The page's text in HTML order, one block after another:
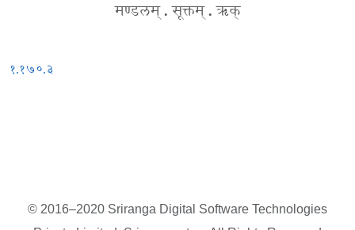
मण्डलम् . सूक्तम् . ऋक्
१.१७०.३
© 2016–2020 Sriranga Digital Software Technologies